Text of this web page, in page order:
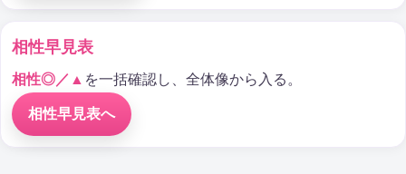
相性早見表
相性◎／▲ を一括確認し、全体像から入る。
相性早見表へ